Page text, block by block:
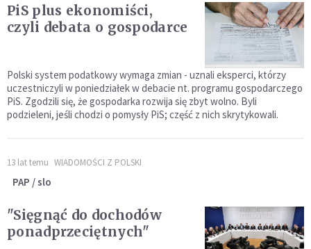
PiS plus ekonomiści,
czyli debata o gospodarce
Polski system podatkowy wymaga zmian - uznali eksperci, którzy
uczestniczyli w poniedziałek w debacie nt. programu gospodarczego
PiS. Zgodzili się, że gospodarka rozwija się zbyt wolno. Byli
podzieleni, jeśli chodzi o pomysły PiS; część z nich skrytykowali.
13 lat temu WIADOMOŚCI Z POLSKI
PAP / slo
"Sięgnąć do dochodów
ponadprzeciętnych"